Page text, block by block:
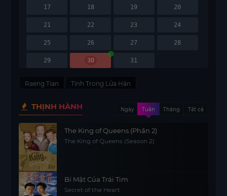
17 18 19 20
21 22 23 24
25 26 27 28
29 30 31
Raeng Tian Tình Trong Lửa Hận
THỊNH HÀNH Ngày Tuần Tháng Tất cả
The King of Queens (Phần 2)
The King of Queens (Season 2)
Bí Mật Của Trái Tim
Secret of the Heart